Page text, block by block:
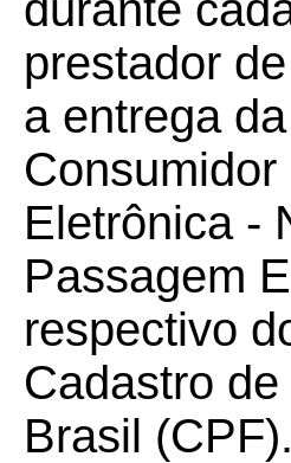
prestador
a entrega
Eletrônica -
Passagem
respectivo
Cadastro
Brasil (CPF).